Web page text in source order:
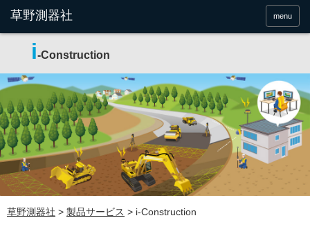
menu
i-Construction
草野測器社 > 製品サービス > i-Construction